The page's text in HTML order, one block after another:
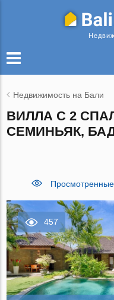
Недвижимость на Бали
ВИЛЛА С 2
СЕМИНЬЯК,
457